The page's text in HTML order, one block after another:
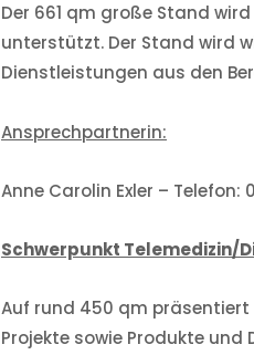
Der 661 qm große Stand
unterstützt. Der Stand wird
Dienstleistungen aus den
Ansprechpartnerin:
Anne Carolin Exler – Telefon:
Schwerpunkt Telemedizin/
Auf rund 450 qm
Projekte sowie Produkte